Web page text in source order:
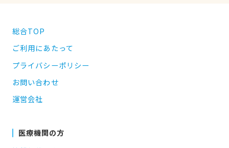
総合TOP
ご利用にあたって
プライバシーポリシー
お問い合わせ
運営会社
医療機関の方